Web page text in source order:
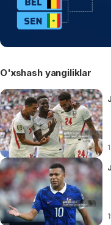
O'xshash yangiliklar